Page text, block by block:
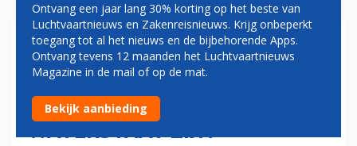
VAN NIEUWENHUIZEN WIL
GRAAG LANGER MINISTER
VAN INFRASTRUCTUUR EN
WATERSTAAT ZIJN
Ontvang een jaar lang 30% korting op het beste van
Luchtvaartnieuws en Zakenreisnieuws. Krijg onbeperkt
toegang tot al het nieuws en de bijbehorende Apps.
Ontvang tevens 12 maanden het Luchtvaartnieuws
Magazine in de mail of op de mat.
Bekijk aanbieding